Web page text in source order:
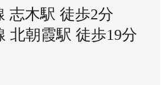
志木駅 徒歩2分
北朝霞駅 徒歩19分